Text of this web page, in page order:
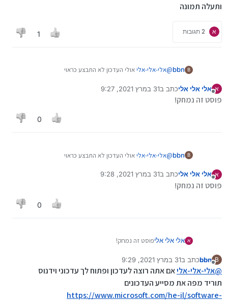
ותעלה תמונה
א 2 תגובות 1
B
bbn
@אלי-אלי-אליאולי העדכון לא התבצע כראוי
ותרשום שם winver ואישור
א אלי אלי אליכתב ב31 במרץ 2021, 9:27
נערך לאחרונה על ידי
פוסט זה נמחק!
0
B
bbn
@אלי-אלי-אליאולי העדכון לא התבצע כראוי
ותרשום שם winver ואישור
א אלי אלי אליכתב ב31 במרץ 2021, 9:28
נערך לאחרונה על ידי
פוסט זה נמחק!
0
א אלי אלי אליפוסט זה נמחק!
B
מנותק
bbnכתב ב31 במרץ 2021, 9:29
נערך לאחרונה על ידי bbn
@אלי-אלי-אליאם אתה רוצה לעדכון ופתוח לך עדכוני וידנוס
תוריד מפה את מסייע העדכונים
https://www.microsoft.com/he-il/software-